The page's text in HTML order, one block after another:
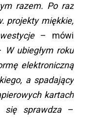
razem. Po raz
projekty miękkie,
– mówi
W ubiegłym roku
elektroniczną
a spadający
kartach
się sprawdza–